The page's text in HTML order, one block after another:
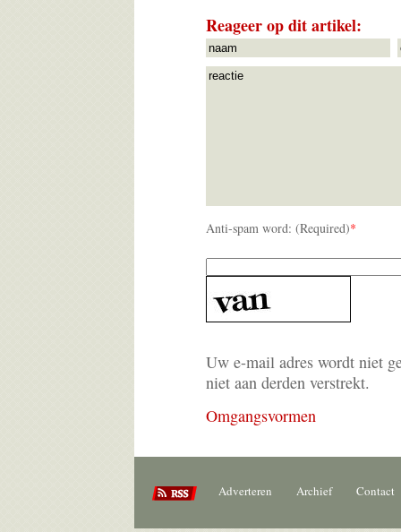
Reageer op dit artikel:
Anti-spam word: (Required)*
Uw e-mail adres wordt niet
niet aan derden verstrekt.
Omgangsvormen
Adverteren Archief Contact